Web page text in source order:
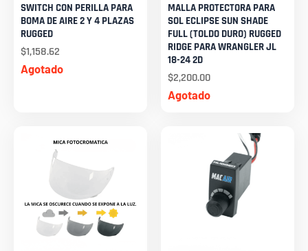
Agotado
SWITCH CON PERILLA PARA
BOMA DE AIRE 2 Y 4 PLAZAS
RUGGED
$1,158.62
Agotado
MALLA PROTECTORA PARA
SOL ECLIPSE SUN SHADE
FULL (TOLDO DURO) RUGGED
RIDGE PARA WRANGLER JL
18-24 2D
$2,200.00